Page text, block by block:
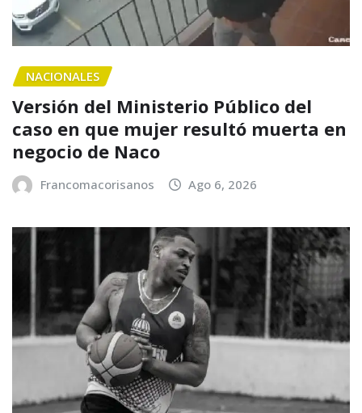
NACIONALES
Versión del Ministerio Público del
caso en que mujer resultó muerta en
negocio de Naco
Francomacorisanos Ago 6, 2026